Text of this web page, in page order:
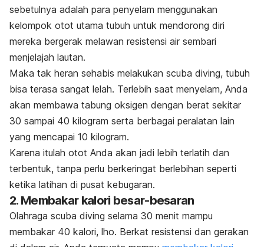
sebetulnya adalah para penyelam menggunakan
kelompok otot utama tubuh untuk mendorong diri
mereka bergerak melawan resistensi air sembari
menjelajah lautan.
Maka tak heran sehabis melakukan scuba diving, tubuh
bisa terasa sangat lelah. Terlebih saat menyelam, Anda
akan membawa tabung oksigen dengan berat sekitar
30 sampai 40 kilogram serta berbagai peralatan lain
yang mencapai 10 kilogram.
Karena itulah otot Anda akan jadi lebih terlatih dan
terbentuk, tanpa perlu berkeringat berlebihan seperti
ketika latihan di pusat kebugaran.
2. Membakar kalori besar-besaran
Olahraga scuba diving selama 30 menit mampu
membakar 40 kalori, lho. Berkat resistensi dan gerakan